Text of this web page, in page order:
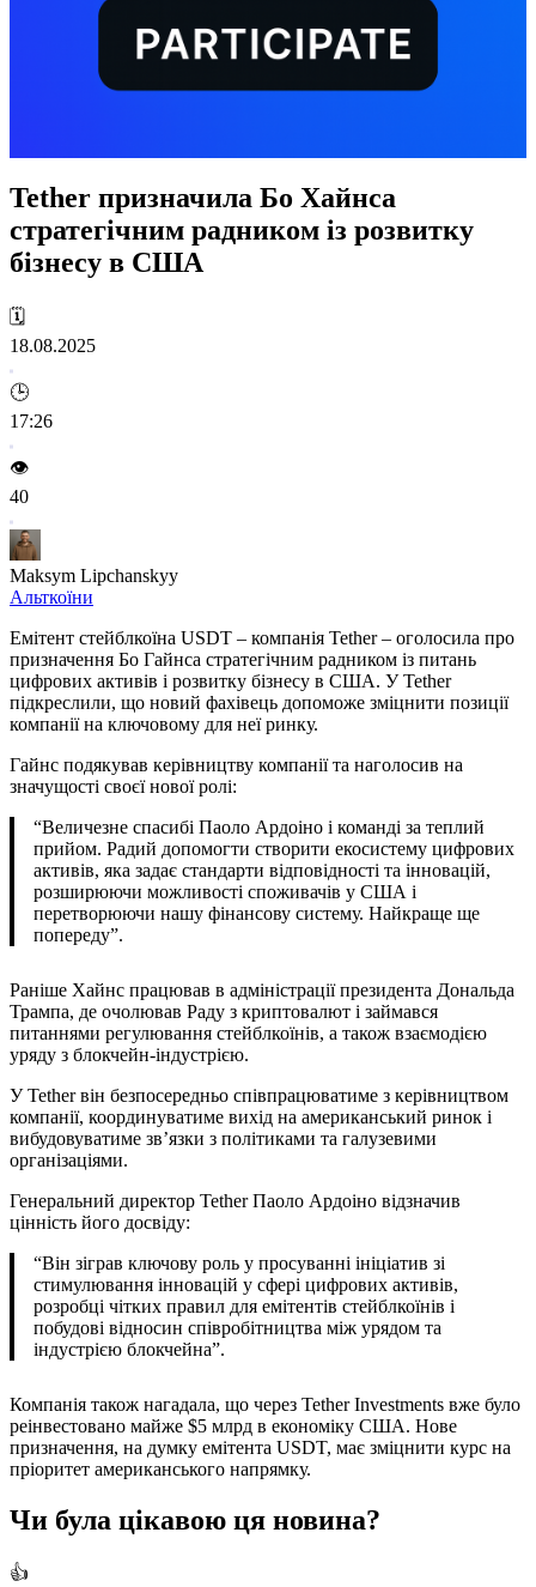
Tether призначила Бо Хайнса
стратегічним радником із розвитку
бізнесу в США
🗓️
18.08.2025
🕒
17:26
👁️
40
Maksym Lipchanskyy
Альткоїни
Емітент стейблкоїна USDT – компанія Tether – оголосила про
призначення Бо Гайнса стратегічним радником із питань
цифрових активів і розвитку бізнесу в США. У Tether
підкреслили, що новий фахівець допоможе зміцнити позиції
компанії на ключовому для неї ринку.
Гайнс подякував керівництву компанії та наголосив на
значущості своєї нової ролі:
“Величезне спасибі Паоло Ардоіно і команді за теплий
прийом. Радий допомогти створити екосистему цифрових
активів, яка задає стандарти відповідності та інновацій,
розширюючи можливості споживачів у США і
перетворюючи нашу фінансову систему. Найкраще ще
попереду”.
Раніше Хайнс працював в адміністрації президента Дональда
Трампа, де очолював Раду з криптовалют і займався
питаннями регулювання стейблкоїнів, а також взаємодією
уряду з блокчейн-індустрією.
У Tether він безпосередньо співпрацюватиме з керівництвом
компанії, координуватиме вихід на американський ринок і
вибудовуватиме зв’язки з політиками та галузевими
організаціями.
Генеральний директор Tether Паоло Ардоіно відзначив
цінність його досвіду:
“Він зіграв ключову роль у просуванні ініціатив зі
стимулювання інновацій у сфері цифрових активів,
розробці чітких правил для емітентів стейблкоїнів і
побудові відносин співробітництва між урядом та
індустрією блокчейна”.
Компанія також нагадала, що через Tether Investments вже було
реінвестовано майже $5 млрд в економіку США. Нове
призначення, на думку емітента USDT, має зміцнити курс на
пріоритет американського напрямку.
Чи була цікавою ця новина?
👍